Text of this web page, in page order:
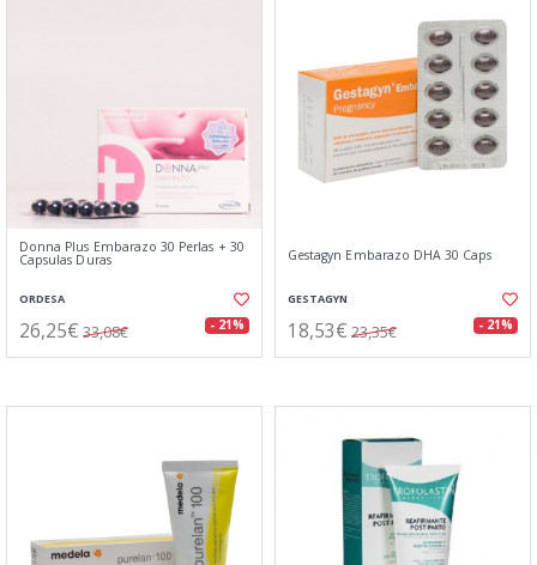
Donna Plus Embarazo 30 Perlas + 30
Capsulas Duras
ORDESA
26,25€ 33,08€ - 21%
Gestagyn Embarazo DHA 30 Caps
GESTAGYN
18,53€ 23,35€ - 21%